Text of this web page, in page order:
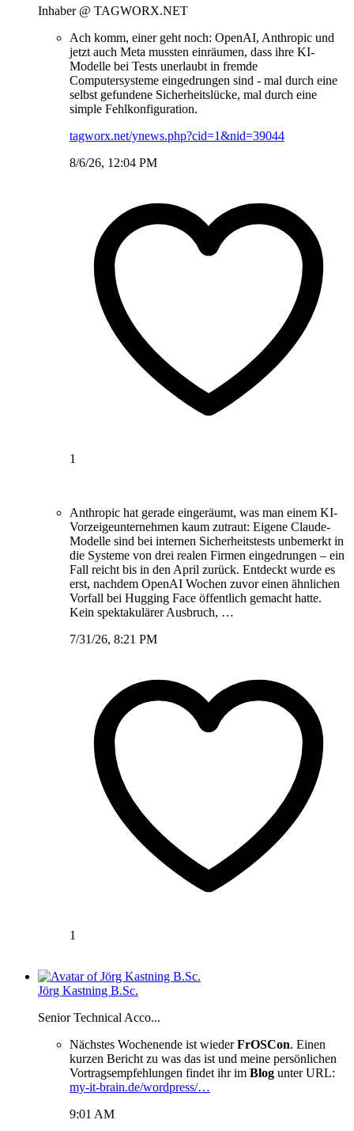
Inhaber @ TAGWORX.NET
Ach komm, einer geht noch: OpenAI, Anthropic und
jetzt auch Meta mussten einräumen, dass ihre KI-
Modelle bei Tests unerlaubt in fremde
Computersysteme eingedrungen sind - mal durch eine
selbst gefundene Sicherheitslücke, mal durch eine
simple Fehlkonfiguration.
tagworx.net/ynews.php?cid=1&nid=39044
8/6/26, 12:04 PM
1
Anthropic hat gerade eingeräumt, was man einem KI-
Vorzeigeunternehmen kaum zutraut: Eigene Claude-
Modelle sind bei internen Sicherheitstests unbemerkt in
die Systeme von drei realen Firmen eingedrungen – ein
Fall reicht bis in den April zurück. Entdeckt wurde es
erst, nachdem OpenAI Wochen zuvor einen ähnlichen
Vorfall bei Hugging Face öffentlich gemacht hatte.
Kein spektakulärer Ausbruch, …
7/31/26, 8:21 PM
1
Jörg Kastning B.Sc.
Senior Technical Acco...
Nächstes Wochenende ist wiederFrOSCon. Einen
kurzen Bericht zu was das ist und meine persönlichen
Vortragsempfehlungen findet ihr im Blog unter URL:
my-it-brain.de/wordpress/…
9:01 AM